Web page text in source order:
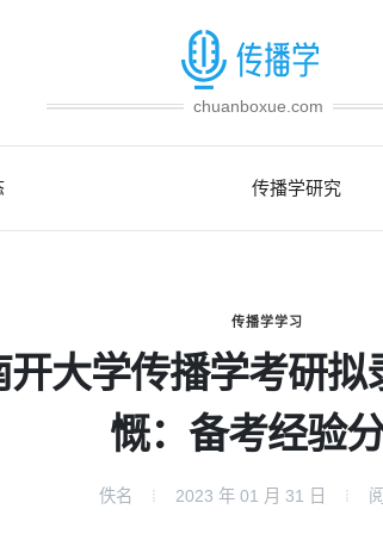
chuanboxue.com
传播学研究
传播学学习
开大学传播学考研拟
慨：备考经验
佚名 2023 年 01 月 31 日